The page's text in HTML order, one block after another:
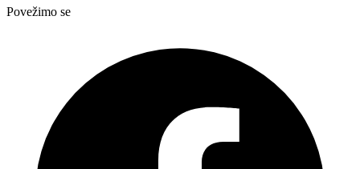
Povežimo se